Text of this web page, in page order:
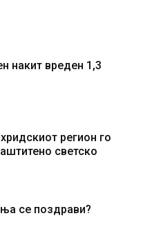
накит вреден 1,3
регион го
светско
се поздрави?